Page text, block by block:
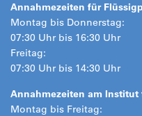
Annahmezeiten für
Montag bis Donnerstag:
07:30 Uhr bis 16:30 Uhr
Freitag:
07:30 Uhr bis 14:30 Uhr
Annahmezeiten am Institut
Montag bis Freitag: